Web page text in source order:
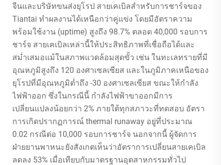
จีนและบริษัทขนส่งยุโรป สายเคเบิลสำหรับการชาร์จของ
Tiantai ทำผลงานได้เหนือกว่าคู่แข่ง โดยมีอัตราความ
พร้อมใช้งาน (uptime) สูงถึง 98.7% ตลอด 40,000 รอบการ
ชาร์จ สายเคเบิลเหล่านี้ให้ประสิทธิภาพที่เชื่อถือได้และ
สม่ำเสมอแม้ในสภาพแวดล้อมสุดขั้ว เช่น ในทะเลทรายที่มี
อุณหภูมิสูงถึง 120 องศาเซลเซียส และในภูมิภาคเหนือของ
ยุโรปที่มีอุณหภูมิต่ำถึง -30 องศาเซลเซียส ขณะให้กำลัง
ไฟฟ้าออก ซึ่งในกรณีนี้ กำลังไฟฟ้าขาออกมีการ
เปลี่ยนแปลงน้อยกว่า 2% ภายใต้ทุกสภาวะที่ทดสอบ อัตรา
การเกิดปรากฏการณ์ thermal runaway อยู่ที่ประมาณ
0.02 กรณีต่อ 10,000 รอบการชาร์จ นอกจากนี้ ผู้จัดการ
ฝ่ายยานพาหนะยังสังเกตเห็นว่าอัตราการเปลี่ยนสายเคเบิล
ลดลง 53% เมื่อเทียบกับมาตรฐานอุตสาหกรรมทั่วไป